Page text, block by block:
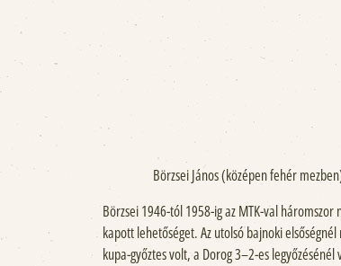
Börzsei János (középen fehér
Börzsei 1946-tól 1958-ig az MTK-val
kapott lehetőséget. Az utolsó bajnoki
kupa-győztes volt, a Dorog 3–2-es